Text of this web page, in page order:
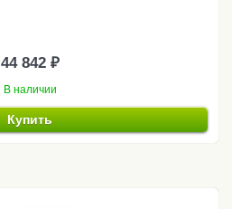
44 842 ₽
В наличии
Купить